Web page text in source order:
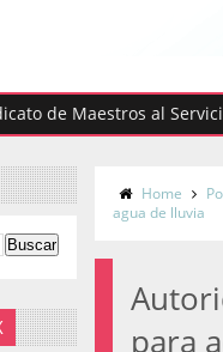
Maestros al Servicio del
Home
agua de lluvia
para